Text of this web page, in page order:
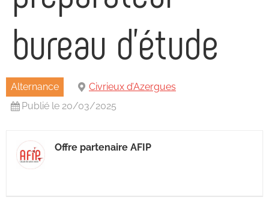
bureau d’étude
Alternance
Civrieux d’Azergues
Publié le 20/03/2025
Offre partenaire AFIP